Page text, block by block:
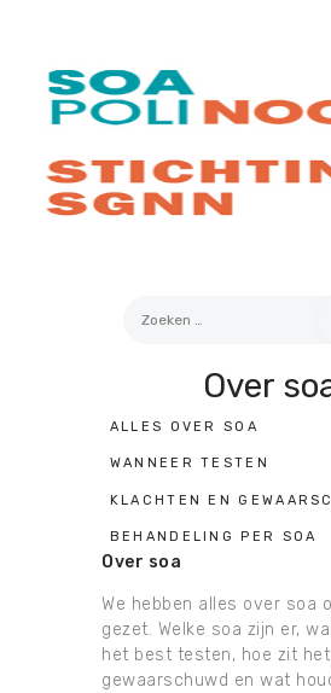
naar:
Over
Over soa
Bestellen
Kosten
ALLES OVER SOA
WANNEER TESTEN
KLACHTEN EN
BEHANDELING PER SOA
Over soa
We hebben alles over soa
gezet. Welke soa zijn er,
het best testen, hoe zit
gewaarschuwd en wat